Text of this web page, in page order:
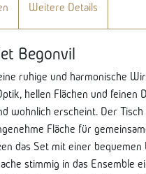
Weitere Details
Begonvil
ruhige und harmonische
hellen Flächen und feinen
wohnlich erscheint. Der
Fläche für
das Set mit einer
stimmig in das Ensemble